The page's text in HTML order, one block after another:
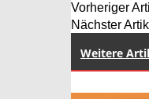
Vorheriger
Nächster
Weitere